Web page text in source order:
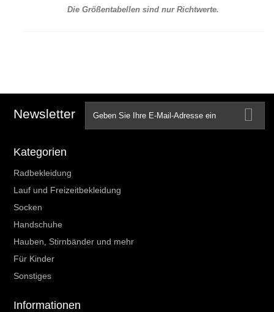
Die Größentabellen sind nur Richtwerte.
Newsletter
Kategorien
Radbekleidung
Lauf und Freizeitbekleidung
Socken
Handschuhe
Hauben, Stirnbänder und mehr
Für Kinder
Sonstiges
Informationen